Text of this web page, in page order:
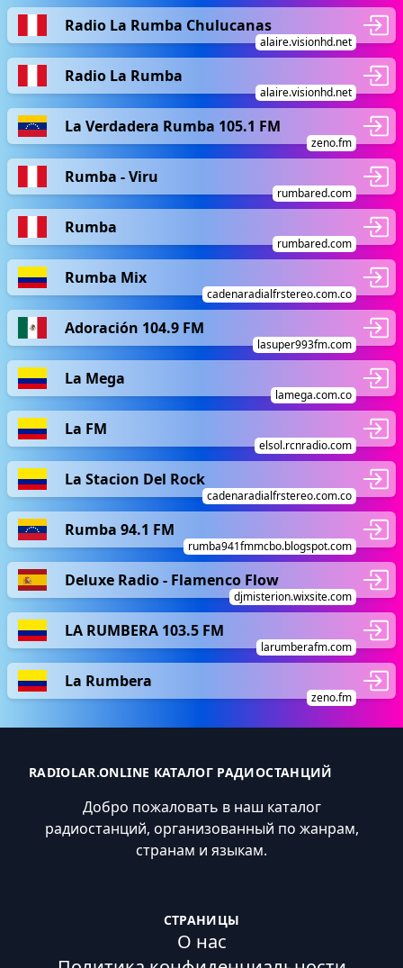
Radio La Rumba Chulucanas
alaire.visionhd.net
Radio La Rumba
alaire.visionhd.net
La Verdadera Rumba 105.1 FM
zeno.fm
Rumba - Viru
rumbared.com
Rumba
rumbared.com
Rumba Mix
cadenaradialfrstereo.com.co
Adoración 104.9 FM
lasuper993fm.com
La Mega
lamega.com.co
La FM
elsol.rcnradio.com
La Stacion Del Rock
cadenaradialfrstereo.com.co
Rumba 94.1 FM
rumba941fmmcbo.blogspot.com
Deluxe Radio - Flamenco Flow
djmisterion.wixsite.com
LA RUMBERA 103.5 FM
larumberafm.com
La Rumbera
zeno.fm
RADIOLAR.ONLINE КАТАЛОГ РАДИОСТАНЦИЙ
Добро пожаловать в наш каталог
радиостанций, организованный по жанрам,
странам и языкам.
СТРАНИЦЫ
О нас